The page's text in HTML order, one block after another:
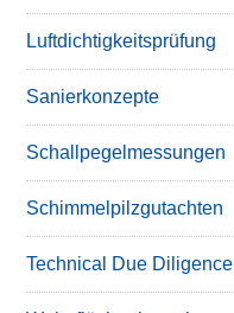
Luftdichtigkeitsprüfung
Sanierkonzepte
Schallpegelmessungen
Schimmelpilzgutachten
Technical Due Diligence